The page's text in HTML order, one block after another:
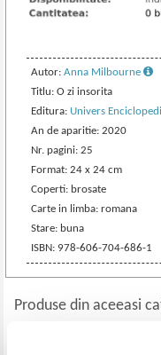
Autor:Anna Milbourne
Titlu: O zi insorita
Editura: Univers
An de aparitie: 2020
Nr. pagini: 25
Format: 24 x 24 cm
Coperti: brosate
Carte in limba: romana
Stare: buna
ISBN: 978-606-704-686-1
Produse din aceeasi